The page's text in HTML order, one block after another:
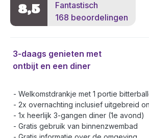
8,5
Fantastisch
168 beoordelingen
3-daags genieten met
ontbijt en een diner
Welkomstdrankje met 1 portie
2x overnachting inclusief uitgebreid
1x heerlijk 3-gangen diner (1e avond)
Gratis gebruik van binnenzwembad